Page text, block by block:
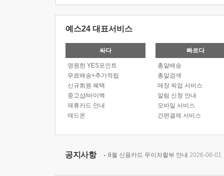
예스24 대표서비스
싸다
영원한 YES포인트
무료배송+추가적립
신규회원 혜택
중고샵/바이백
제휴카드 안내
애드온
빠르다
총알배송
총알검색
매장 픽업 서비스
알림 신청 안내
모바일 서비스
간편결제 서비스
공지사항 8월 신용카드 무이자할부 안내 2026-08-01